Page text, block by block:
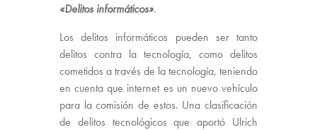
«Delitos informáticos».
Los delitos informáticos pueden ser tanto
delitos contra la tecnología, como delitos
cometidos a través de la tecnología, teniendo
en cuenta que internet es un nuevo vehículo
para la comisión de estos. Una clasificación
de delitos tecnológicos que aportó Ulrich